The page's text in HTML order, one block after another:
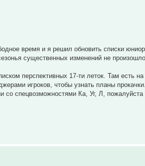
время и я решил обновить списки
существенных изменений не
перспективных 17-ти леток. Там есть
игроков, чтобы узнать планы прокачки.
со спецвозможностями Ка, Уг, Л,